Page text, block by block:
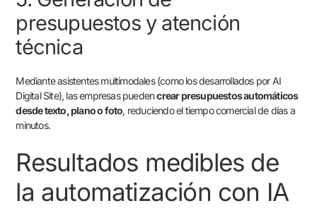
presupuestos y atención
técnica
Mediante asistentes multimodales (como los desarrollados por AI
Digital Site), las empresas puedencrear presupuestos automáticos
desde texto, plano o foto, reduciendo el tiempo comercial de días a
minutos.
Resultados medibles de
la automatización con IA